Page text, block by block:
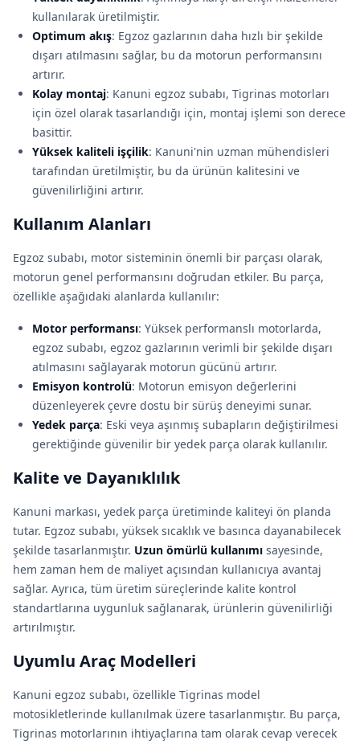
kullanılarak üretilmiştir.
Optimum akış: Egzoz gazlarının daha hızlı bir şekilde
dışarı atılmasını sağlar, bu da motorun performansını
artırır.
Kolay montaj: Kanuni egzoz subabı, Tigrinas motorları
için özel olarak tasarlandığı için, montaj işlemi son derece
basittir.
Yüksek kaliteli işçilik: Kanuni'nin uzman mühendisleri
tarafından üretilmiştir, bu da ürünün kalitesini ve
güvenilirliğini artırır.
Kullanım Alanları
Egzoz subabı, motor sisteminin önemli bir parçası olarak,
motorun genel performansını doğrudan etkiler. Bu parça,
özellikle aşağıdaki alanlarda kullanılır:
Motor performansı: Yüksek performanslı motorlarda,
egzoz subabı, egzoz gazlarının verimli bir şekilde dışarı
atılmasını sağlayarak motorun gücünü artırır.
Emisyon kontrolü: Motorun emisyon değerlerini
düzenleyerek çevre dostu bir sürüş deneyimi sunar.
Yedek parça: Eski veya aşınmış subapların değiştirilmesi
gerektiğinde güvenilir bir yedek parça olarak kullanılır.
Kalite ve Dayanıklılık
Kanuni markası, yedek parça üretiminde kaliteyi ön planda
tutar. Egzoz subabı, yüksek sıcaklık ve basınca dayanabilecek
şekilde tasarlanmıştır. Uzun ömürlü kullanımı sayesinde,
hem zaman hem de maliyet açısından kullanıcıya avantaj
sağlar. Ayrıca, tüm üretim süreçlerinde kalite kontrol
standartlarına uygunluk sağlanarak, ürünlerin güvenilirliği
artırılmıştır.
Uyumlu Araç Modelleri
Kanuni egzoz subabı, özellikle Tigrinas model
motosikletlerinde kullanılmak üzere tasarlanmıştır. Bu parça,
Tigrinas motorlarının ihtiyaçlarına tam olarak cevap verecek